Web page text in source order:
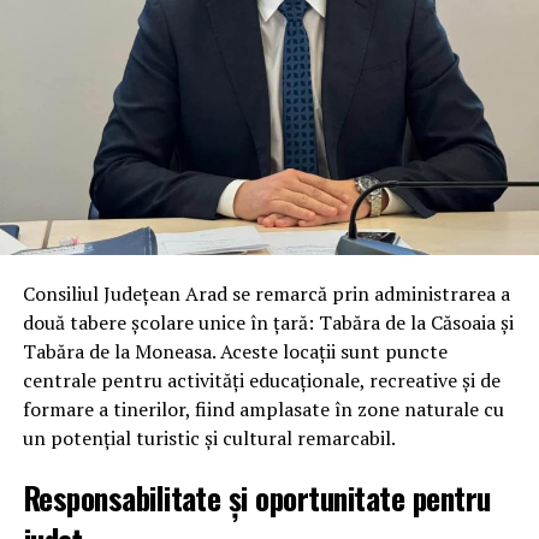
Consiliul Județean Arad se remarcă prin administrarea a
două tabere școlare unice în țară: Tabăra de la Căsoaia și
Tabăra de la Moneasa. Aceste locații sunt puncte
centrale pentru activități educaționale, recreative și de
formare a tinerilor, fiind amplasate în zone naturale cu
un potențial turistic și cultural remarcabil.
Responsabilitate și oportunitate pentru